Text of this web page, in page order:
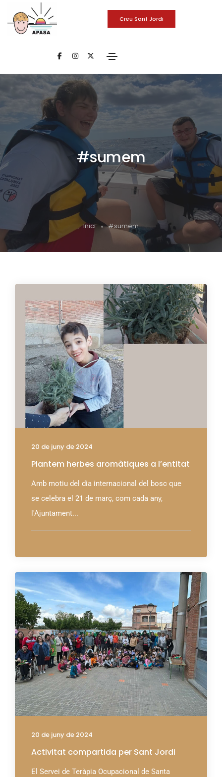
Creu Sant Jordi
#sumem
Inici #sumem
20 de juny de 2024
Plantem herbes aromàtiques a l’entitat
Amb motiu del dia internacional del bosc que
se celebra el 21 de març, com cada any,
l'Ajuntament...
20 de juny de 2024
Activitat compartida per Sant Jordi
El Servei de Teràpia Ocupacional de Santa